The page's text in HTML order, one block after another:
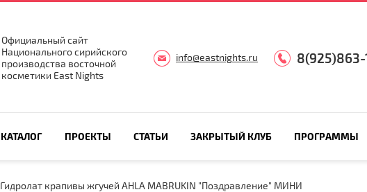
Официальный сайт
Национального сирийского
производства восточной
косметики East Nights
info@eastnights.ru
КАТАЛОГ ПРОЕКТЫ СТАТЬИ ЗАКРЫТЫЙ КЛУБ ПРОГРАММЫ
Гидролат крапивы жгучей AHLA MABRUKIN "Поздравление" МИНИ